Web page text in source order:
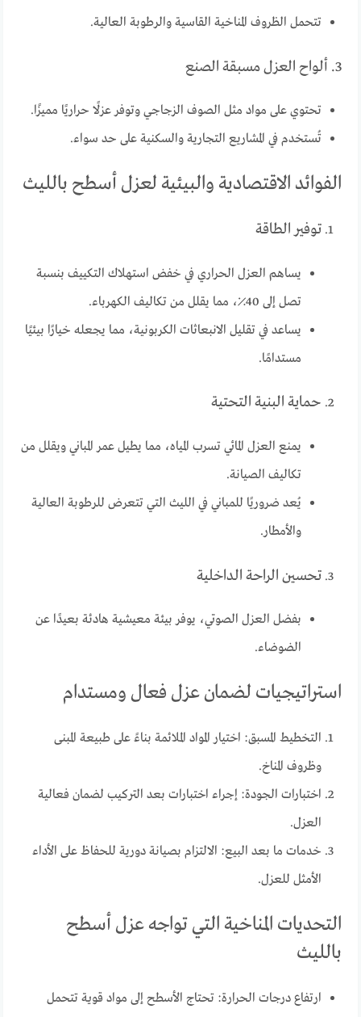
تتحمل الظروف المناخية القاسية والرطوبة العالية.
3. ألواح العزل مسبقة الصنع
تحتوي على مواد مثل الصوف الزجاجي وتوفر عزلًا حراريًا مميزًا.
تُستخدم في المشاريع التجارية والسكنية على حد سواء.
الفوائد الاقتصادية والبيئية لعزل أسطح بالليث
توفير الطاقة
يساهم العزل الحراري في خفض استهلاك التكييف بنسبة
تصل إلى 40٪، مما يقلل من تكاليف الكهرباء.
يساعد في تقليل الانبعاثات الكربونية، مما يجعله خيارًا بيئيًا
مستدامًا.
حماية البنية التحتية
يمنع العزل المائي تسرب المياه، مما يطيل عمر المباني ويقلل من
تكاليف الصيانة.
يُعد ضروريًا للمباني في الليث التي تتعرض للرطوبة العالية
والأمطار.
تحسين الراحة الداخلية
بفضل العزل الصوتي، يوفر بيئة معيشية هادئة بعيدًا عن
الضوضاء.
استراتيجيات لضمان عزل فعال ومستدام
التخطيط المسبق: اختيار المواد الملائمة بناءً على طبيعة المبنى
وظروف المناخ.
اختبارات الجودة: إجراء اختبارات بعد التركيب لضمان فعالية
العزل.
خدمات ما بعد البيع: الالتزام بصيانة دورية للحفاظ على الأداء
الأمثل للعزل.
التحديات المناخية التي تواجه عزل أسطح
بالليث
ارتفاع درجات الحرارة: تحتاج الأسطح إلى مواد قوية تتحمل